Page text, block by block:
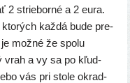
2 strie­bor­né a 2 eura.
kaž­dá bude pre­
mož­né že spo­lu
vrah a vy sa po kľud­
vás pri sto­le okrad­